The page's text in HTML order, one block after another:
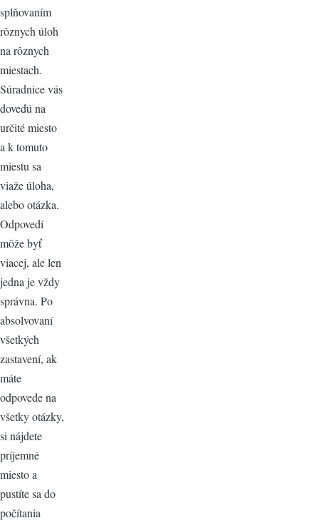
splňovaním
rôznych úloh
na rôznych
miestach.
Súradnice vás
dovedú na
určité miesto
a k tomuto
miestu sa
viaže úloha,
alebo otázka.
Odpovedí
môže byť
viacej, ale len
jedna je vždy
správna. Po
absolvovaní
všetkých
zastavení, ak
máte
odpovede na
všetky otázky,
si nájdete
príjemné
miesto a
pustíte sa do
počítania